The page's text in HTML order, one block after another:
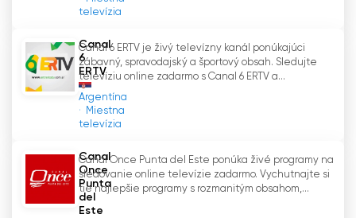
úspešne etablovala ako jedna z
najsledovanejších srbských televíznych staníc v
diaspóre. Vďaka svojmu zameraniu na ľudovú
hudbu, hudobné relácie a spravodajské
programy sa kanálu podarilo spojiť Srbov na
funkcii živého vysielania sa TV Duga SAT
neustále vyvíja s meniacou sa mediálnou
krajinou a zabezpečuje, aby diváci mohli
sledovať televíziu online a zostať v spojení so
televízia
Canal
6
ERTV
Argentína
Miestna
televízia
Canal 6 ERTV je živý televízny kanál ponúkajúci
zábavný, spravodajský a športový obsah. Sledujte
televíziu online zadarmo s Canal 6 ERTV a...
Canal
Once
Punta
del
Este
Canal Once Punta del Este ponúka živé programy na
sledovanie online televízie zadarmo. Vychutnajte si
tie najlepšie programy s rozmanitým obsahom,...